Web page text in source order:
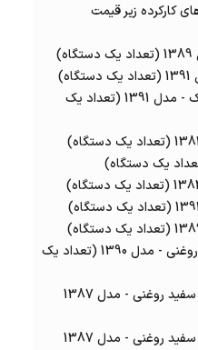
کارکرده زیر قیمت
پژو پارس 1600cc خاکستری متالیک - مدل 1391 (تعداد یک
وانت کمپرسی نیسان 2400 سفید روغنی - مدل 1390 (تعداد یک
کامیونت کمپرسی ایسوزو NKR55 سفید روغنی - مدل 1387
کامیونت کمپرسی ایسوزو NKR55 سفید روغنی - مدل 1387